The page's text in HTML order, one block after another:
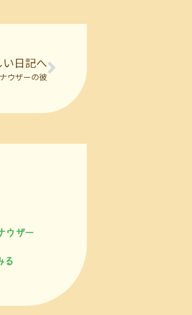
い日記へ
ウザーの彼
ウザー
る